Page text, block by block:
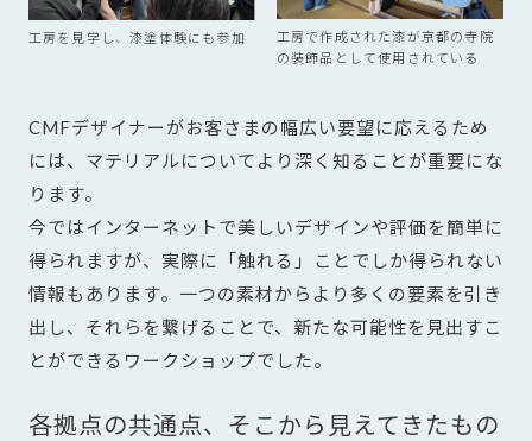
工房を見学し、漆塗体験にも参加
工房で作成された漆が京都の寺院
の装飾品として使用されている
CMFデザイナーがお客さまの幅広い要望に応えるため
には、マテリアルについてより深く知ることが重要にな
ります。
今ではインターネットで美しいデザインや評価を簡単に
得られますが、実際に「触れる」ことでしか得られない
情報もあります。一つの素材からより多くの要素を引き
出し、それらを繋げることで、新たな可能性を見出すこ
とができるワークショップでした。
各拠点の共通点、そこから見えてきたもの